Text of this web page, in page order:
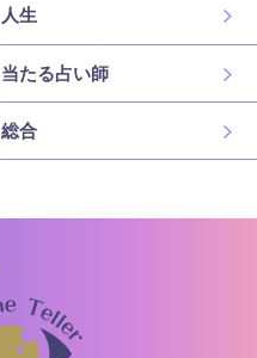
人生
当たる占い師
総合